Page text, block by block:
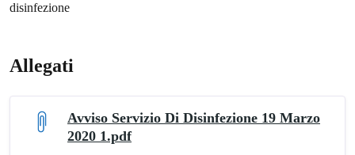
disinfezione
Allegati
Avviso Servizio Di Disinfezione 19 Marzo
2020 1.pdf